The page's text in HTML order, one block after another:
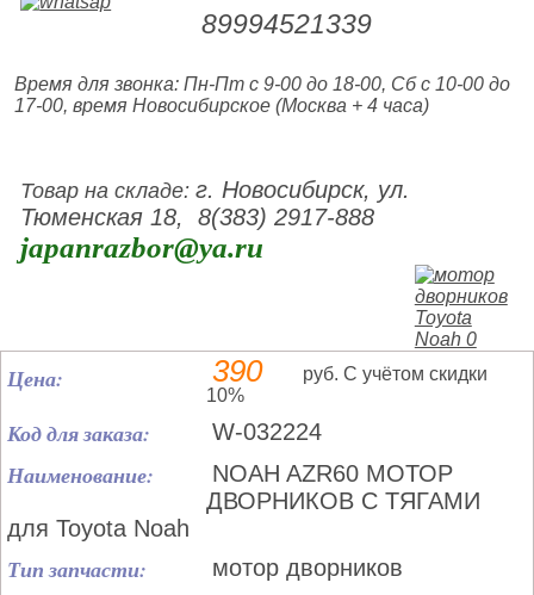
89994521339
Время для звонка: Пн-Пт с 9-00 до 18-00, Сб с 10-00 до
17-00, время Новосибирское (Москва + 4 часа)
Товар на складе:г. Новосибирск, ул.
Тюменская 18, 8(383) 2917-888
japanrazbor@ya.ru
Цена: 390
руб. С учётом скидки
10%
Код для заказа: W-032224
Наименование:
NOAH AZR60 МОТОР
ДВОРНИКОВ С ТЯГАМИ
для Toyota Noah
Тип запчасти: мотор дворников